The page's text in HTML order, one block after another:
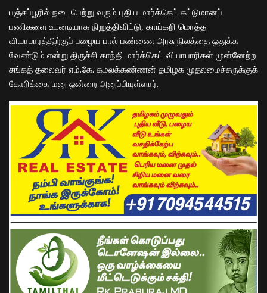
பஞ்சப்பூரில் நடைபெற்று வரும் புதிய மார்க்கெட் கட்டுமானப்
பணிகளை உடனடியாக நிறுத்திவிட்டு, காய்கறி மொத்த
வியாபாரத்திற்குப் பழைய பால் பண்ணை அரசு நிலத்தை ஒதுக்க
வேண்டும் என்று திருச்சி காந்தி மார்க்கெட் வியாபாரிகள் முன்னேற்ற
சங்கத் தலைவர் எம்.கே. கமலக்கண்ணன் தமிழக முதலமைச்சருக்குக்
கோரிக்கை மனு ஒன்றை அனுப்பியுள்ளார்.